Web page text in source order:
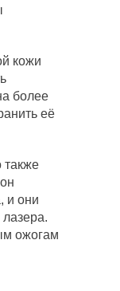
кожи
более
её
также
и они
ожогам